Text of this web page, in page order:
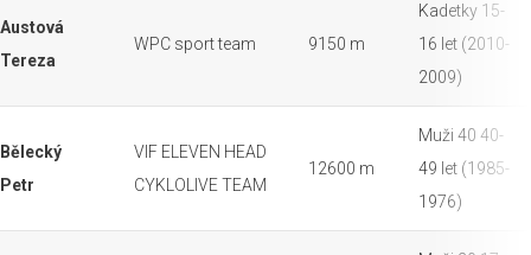
Austová
Tereza
WPC sport team 9150 m
Kadetky 15-
16 let (2010-
2009)
Bělecký
Petr
VIF ELEVEN HEAD
CYKLOLIVE TEAM
12600 m
Muži 40 40-
49 let (1985-
1976)